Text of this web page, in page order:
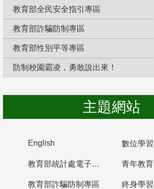
教育部全民安全指引專區
教育部詐騙防制專區
教育部性別平等專區
防制校園霸凌，勇敢說出來！
主題網站
English 數位學
教育部統計處電子書櫃
教育部詐騙防制專區 終身學